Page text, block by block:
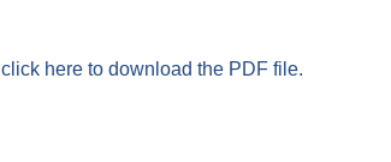
click here to download the PDF file.